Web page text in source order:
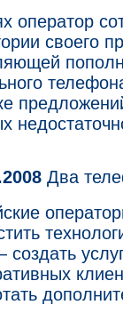
оператор
своего
Два
создать